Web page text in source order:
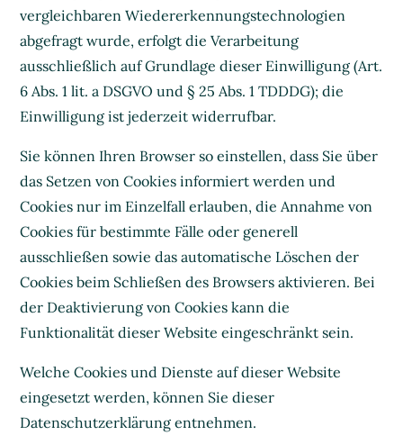
vergleichbaren Wiedererkennungstechnologien
abgefragt wurde, erfolgt die Verarbeitung
ausschließlich auf Grundlage dieser Einwilligung (Art.
6 Abs. 1 lit. a DSGVO und § 25 Abs. 1 TDDDG); die
Einwilligung ist jederzeit widerrufbar.
Sie können Ihren Browser so einstellen, dass Sie über
das Setzen von Cookies informiert werden und
Cookies nur im Einzelfall erlauben, die Annahme von
Cookies für bestimmte Fälle oder generell
ausschließen sowie das automatische Löschen der
Cookies beim Schließen des Browsers aktivieren. Bei
der Deaktivierung von Cookies kann die
Funktionalität dieser Website eingeschränkt sein.
Welche Cookies und Dienste auf dieser Website
eingesetzt werden, können Sie dieser
Datenschutzerklärung entnehmen.